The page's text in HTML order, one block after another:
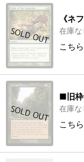
《ネ
在庫な
こち
■旧
在庫な
こち